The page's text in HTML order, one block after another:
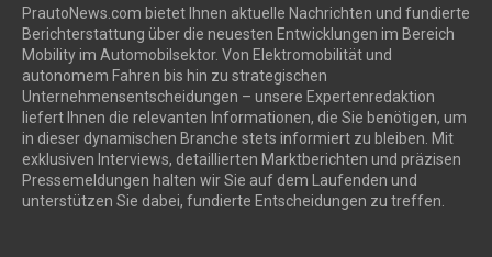
PrautoNews.com bietet Ihnen aktuelle Nachrichten und fundierte
Berichterstattung über die neuesten Entwicklungen im Bereich
Mobility im Automobilsektor. Von Elektromobilität und
autonomem Fahren bis hin zu strategischen
Unternehmensentscheidungen – unsere Expertenredaktion
liefert Ihnen die relevanten Informationen, die Sie benötigen, um
in dieser dynamischen Branche stets informiert zu bleiben. Mit
exklusiven Interviews, detaillierten Marktberichten und präzisen
Pressemeldungen halten wir Sie auf dem Laufenden und
unterstützen Sie dabei, fundierte Entscheidungen zu treffen.